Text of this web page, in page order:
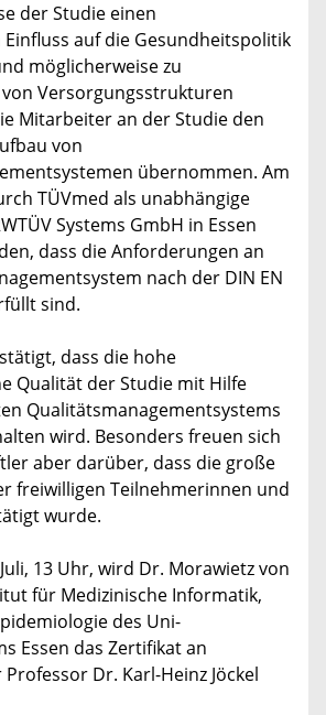
der Studie einen
auf die Gesundheitspolitik
möglicherweise zu
Versorgungsstrukturen
Mitarbeiter an der Studie den
von
übernommen. Am
TÜVmed als unabhängige
Systems GmbH in Essen
dass die Anforderungen an
nach der DIN EN
sind.
dass die hohe
Qualität der Studie mit Hilfe
Qualitätsmanagementsystems
wird. Besonders freuen sich
aber darüber, dass die große
freiwilligen Teilnehmerinnen und
wurde.
13 Uhr, wird Dr. Morawietz von
für Medizinische Informatik,
des Uni-
Essen das Zertifikat an
Dr. Karl-Heinz Jöckel